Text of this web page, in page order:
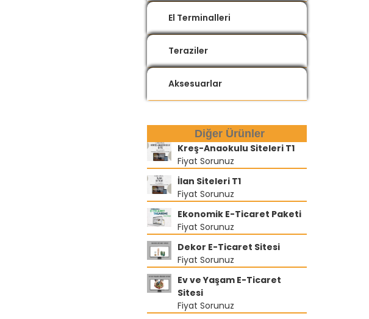
El Terminalleri
Teraziler
Aksesuarlar
Diğer Ürünler
Kreş-Anaokulu Siteleri T1
Fiyat Sorunuz
İlan Siteleri T1
Fiyat Sorunuz
Ekonomik E-Ticaret Paketi
Fiyat Sorunuz
Dekor E-Ticaret Sitesi
Fiyat Sorunuz
Ev ve Yaşam E-Ticaret
Sitesi
Fiyat Sorunuz